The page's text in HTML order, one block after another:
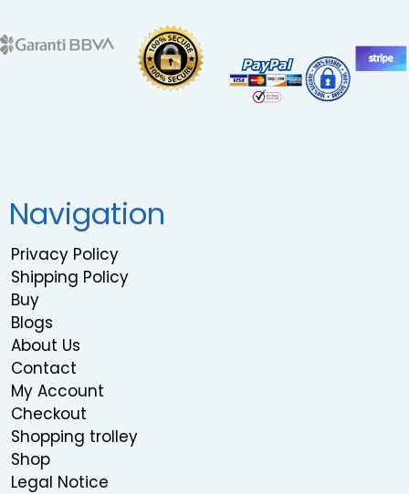
Navigation
Privacy Policy
Shipping Policy
Buy
Blogs
About Us
Contact
My Account
Checkout
Shopping trolley
Shop
Legal Notice